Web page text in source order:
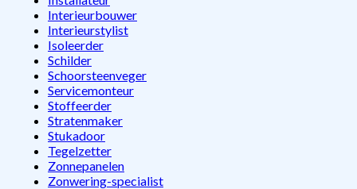
Interieurbouwer
Interieurstylist
Isoleerder
Schilder
Schoorsteenveger
Servicemonteur
Stoffeerder
Stratenmaker
Stukadoor
Tegelzetter
Zonnepanelen
Zonwering-specialist